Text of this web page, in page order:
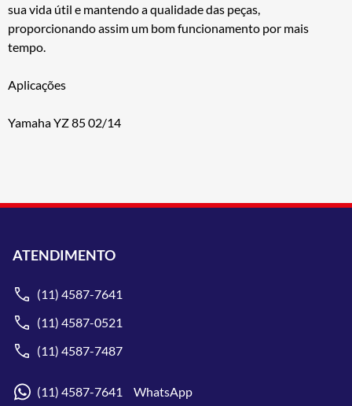
sua vida útil e mantendo a qualidade das peças,
proporcionando assim um bom funcionamento por mais
tempo.
Aplicações
Yamaha YZ 85 02/14
ATENDIMENTO
(11) 4587-7641
(11) 4587-0521
(11) 4587-7487
(11) 4587-7641 WhatsApp